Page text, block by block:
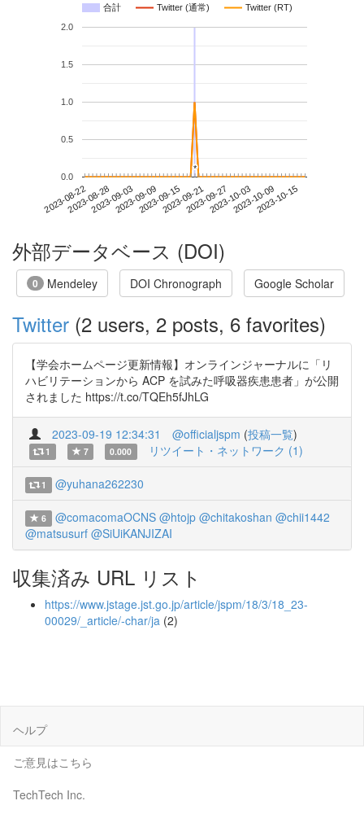
合計 Twitter (通常) Twitter (RT)
2023-08-222023-08-282023-09-032023-09-092023-09-152023-09-212023-09-272023-10-032023-10-092023-10-15
0.0
0.5
1.0
1.5
2.0
*
*
外部データベース (DOI)
0 Mendeley DOI Chronograph Google Scholar
Twitter (2 users, 2 posts, 6 favorites)
【学会ホームページ更新情報】オンラインジャーナルに「リ
ハビリテーションから ACP を試みた呼吸器疾患患者」が公開
されました https://t.co/TQEh5fJhLG
2023-09-19 12:34:31 @officialjspm (投稿一覧)
1 7 0.000 リツイート・ネットワーク (1)
1 @yuhana262230
6 @comacomaOCNS @htojp @chitakoshan @chii1442
@matsusurf @SiUiKANJIZAI
収集済み URL リスト
https://www.jstage.jst.go.jp/article/jspm/18/3/18_23-
00029/_article/-char/ja (2)
ヘルプ
ご意見はこちら
TechTech Inc.